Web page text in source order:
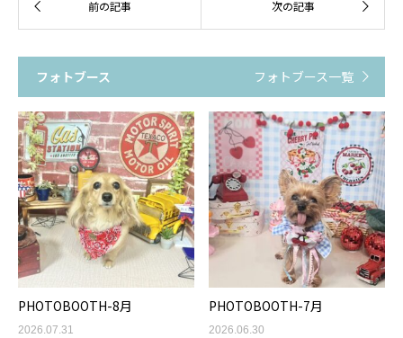
フォトブース フォトブース一覧
PHOTOBOOTH-8月
2026.07.31
PHOTOBOOTH-7月
2026.06.30